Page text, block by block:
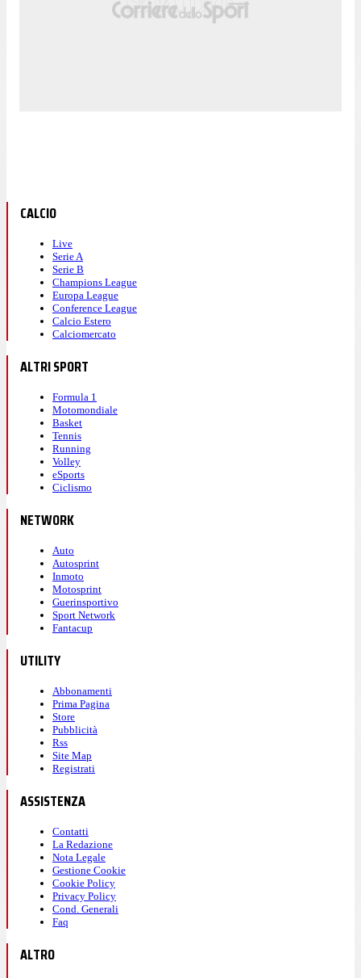
CALCIO
Live
Serie A
Serie B
Champions League
Europa League
Conference League
Calcio Estero
Calciomercato
ALTRI SPORT
Formula 1
Motomondiale
Basket
Tennis
Running
Volley
eSports
Ciclismo
NETWORK
Auto
Autosprint
Inmoto
Motosprint
Guerinsportivo
Sport Network
Fantacup
UTILITY
Abbonamenti
Prima Pagina
Store
Pubblicità
Rss
Site Map
Registrati
ASSISTENZA
Contatti
La Redazione
Nota Legale
Gestione Cookie
Cookie Policy
Privacy Policy
Cond. Generali
Faq
ALTRO